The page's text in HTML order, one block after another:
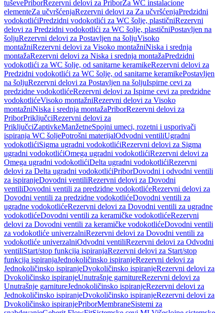
tuševePriborRezervni delovi za PriborZa WC instalacione
elementeZa učvršćenjaRezervni delovi za Za učvršćenjaPredzidni
vodokotlićiPredzidni vodokotlići za WC šolje, plastičniRezervni
delovi za Predzidni vodokotlići za WC šolje, plastičniPostavljen na
šoljuRezervni delovi za Postavljen na šoljuVisoko
montažniRezervni delovi za Visoko montažniNiska i srednja
montažaRezervni delovi za Niska i srednja montažaPredzidni
vodokotlići za WC šolje, od sanitarne keramikeRezervni delovi za
Predzidni vodokotlići za WC šolje, od sanitarne keramikePostavljen
na šoljuRezervni delovi za Postavljen na šoljuIspirne cevi za
predzidne vodokotlićeRezervni delovi za Ispirne cevi za predzidne
vodokotlićeVisoko montažniRezervni delovi za Visoko
montažniNiska i srednja montažaPriborRezervni delovi za
PriborPriključciRezervni delovi za
PriključciZaptivkeManžetneSpojni umeci, rozetni i usporivači
ispiranja WC šoljePotrošni materijalOdvodni ventiliUgradni
vodokotlićiSigma ugradni vodokotlićiRezervni delovi za Sigma
ugradni vodokotlićiOmega ugradni vodokotlićiRezervni delovi za
Omega ugradni vodokotlićiDelta ugradni vodokotlićiRezervni
delovi za Delta ugradni vodokotlićiPriborDovodni i odvodni ventili
za ispiranjeDovodni ventiliRezervni delovi za Dovodni
ventiliDovodni ventili za predzidne vodokotlićeRezervni delovi za
Dovodni ventili za predzidne vodokotlićeDovodni ventili za
ugradne vodokotlićeRezervni delovi za Dovodni ventili za ugradne
vodokotlićeDovodni ventili za keramičke vodokotlićeRezervni
delovi za Dovodni ventili za keramičke vodokotlićeDovodni ventili
za vodokotliće univerzalniRezervni delovi za Dovodni ventili za
vodokotliće univerzalniOdvodni ventiliRezervni delovi za Odvodni
ventiliStart/stop funkcija ispiranjaRezervni delovi za Start/stop
funkcija ispiranjaJednokoličinsko ispiranjeRezervni delovi za
Jednokoličinsko ispiranjeDvokoličinsko ispiranjeRezervni delovi za
Dvokoličinsko ispiranjeUnutrašnje garnitureRezervni delovi za
Unutrašnje garnitureJednokoličinsko ispiranjeRezervni delovi za
Jednokoličinsko ispiranjeDvokoličinsko ispiranjeRezervni delovi za
Dvokoličinsko ispiranjePriborMembraneSistemi za